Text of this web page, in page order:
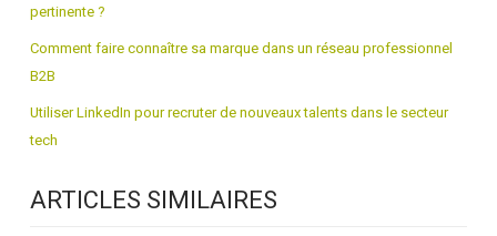
pertinente ?
Comment faire connaître sa marque dans un réseau professionnel
B2B
Utiliser LinkedIn pour recruter de nouveaux talents dans le secteur
tech
ARTICLES SIMILAIRES